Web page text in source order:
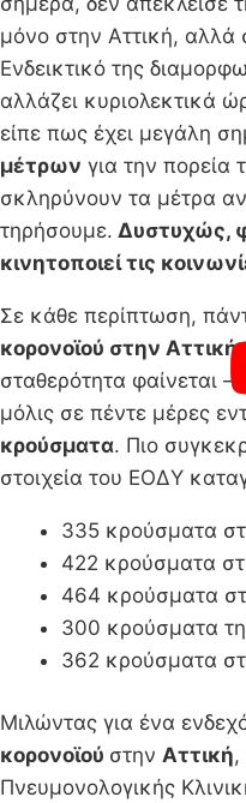
μόνο στην Αττική,
Ενδεικτικό της
αλλάζει κυριολεκτικά
είπε πως έχει μεγάλη
μέτρων για την πορεία
σκληρύνουν τα μέτρα
τηρήσουμε. Δυστυχώς,
κινητοποιεί τις
Σε κάθε περίπτωση,
κορονοϊού στην Αττική
σταθερότητα φαίνεται
μόλις σε πέντε μέρες
κρούσματα. Πιο
στοιχεία του ΕΟΔΥ
335 κρούσματα
422 κρούσματα
464 κρούσματα
300 κρούσματα
362 κρούσματα
Μιλώντας για ένα
κορονοϊού στην Αττική,
Πνευμονολογικής